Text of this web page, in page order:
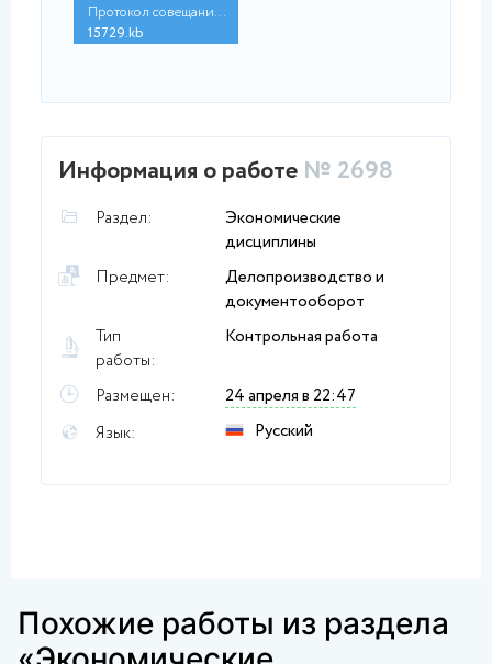
Протокол совещания.d...
15729.kb
Информация о работе № 2698
Раздел:
Экономические
дисциплины
Предмет:
Делопроизводство и
документооборот
Тип
работы:
Контрольная работа
Размещен:
24 апреля в 22:47
Язык:
Русский
Похожие работы из раздела